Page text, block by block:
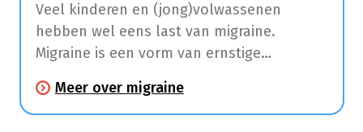
Veel kinderen en (jong)volwassenen
hebben wel eens last van migraine.
Migraine is een vorm van ernstige
een halve dag tot 3 dagen kunnen duren.
Enkele uren tot dagen voordat je hoofdpijn
Meer over migraine